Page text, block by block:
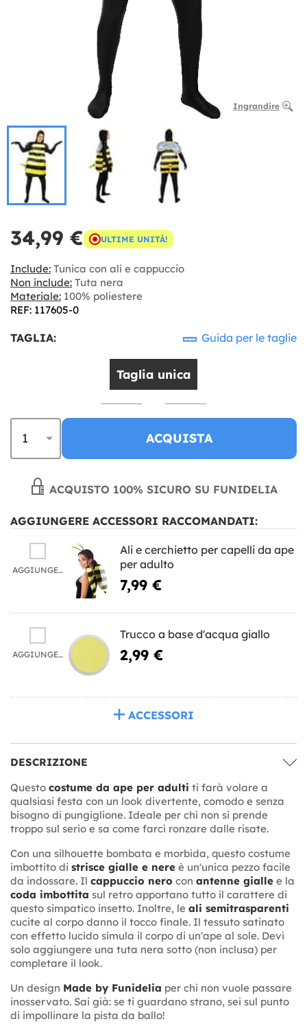
Ingrandire
34,99 € ULTIME UNITÀ!
Include: Tunica con ali e cappuccio
Non include: Tuta nera
Materiale: 100% poliestere
REF: 117605-0
TAGLIA: Guida per le taglie
Taglia unica
ACQUISTA
ACQUISTO 100% SICURO SU FUNIDELIA
AGGIUNGERE ACCESSORI RACCOMANDATI:
AGGIUNGERE
Ali e cerchietto per capelli da ape
per adulto
7,99 €
AGGIUNGERE
Trucco a base d'acqua giallo
2,99 €
ACCESSORI
DESCRIZIONE
Questo costume da ape per adulti ti farà volare a
qualsiasi festa con un look divertente, comodo e senza
bisogno di pungiglione. Ideale per chi non si prende
troppo sul serio e sa come farci ronzare dalle risate.
Con una silhouette bombata e morbida, questo costume
imbottito di strisce gialle e nere è un'unica pezzo facile
da indossare. Il cappuccio nero con antenne gialle e la
coda imbottita sul retro apportano tutto il carattere di
questo simpatico insetto. Inoltre, le ali semitrasparenti
cucite al corpo danno il tocco finale. Il tessuto satinato
con effetto lucido simula il corpo di un'ape al sole. Devi
solo aggiungere una tuta nera sotto (non inclusa) per
completare il look.
Un design Made by Funidelia per chi non vuole passare
inosservato. Sai già: se ti guardano strano, sei sul punto
di impollinare la pista da ballo!